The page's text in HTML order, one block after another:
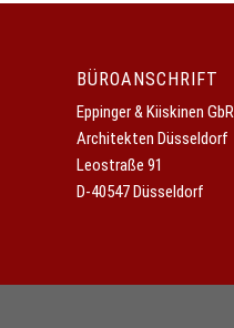
BÜROANSCHRIFT
Eppinger & Kiiskinen GbR
Architekten Düsseldorf
Leostraße 91
D-40547 Düsseldorf